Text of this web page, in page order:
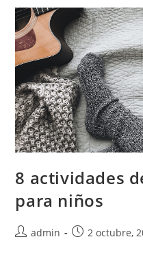
8 actividades
para niños
admin 2 octubre,